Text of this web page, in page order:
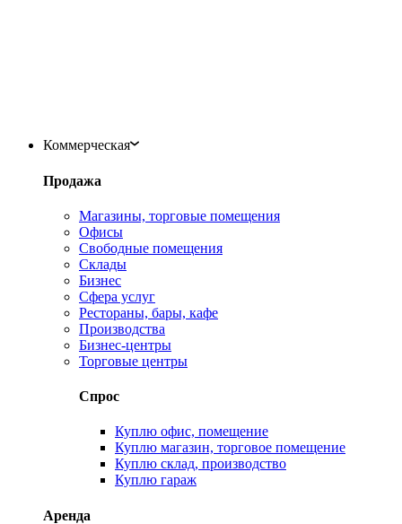
Коммерческая
Продажа
Магазины, торговые помещения
Офисы
Свободные помещения
Склады
Бизнес
Сфера услуг
Рестораны, бары, кафе
Производства
Бизнес-центры
Торговые центры
Спрос
Куплю офис, помещение
Куплю магазин, торговое помещение
Куплю склад, производство
Куплю гараж
Аренда